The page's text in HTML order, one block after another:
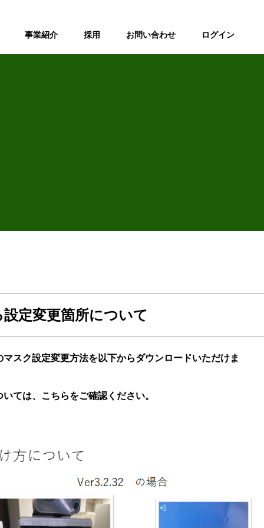
事業紹介 採用 お問い合わせ ログイン
定変更箇所について
スク設定変更方法を以下からダウンロードいただけま
ては、こちらをご確認ください。